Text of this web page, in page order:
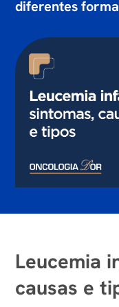
diferentes
Leucemia
causas e